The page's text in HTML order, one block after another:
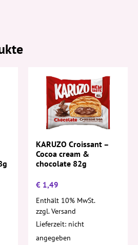
KARUZO Croissant –
Cocoa cream &
chocolate 82g
€ 1,49
Enthält 10% MwSt.
zzgl.Versand
Lieferzeit: nicht
angegeben